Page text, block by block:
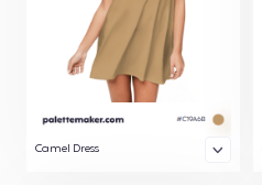
Camel Dress